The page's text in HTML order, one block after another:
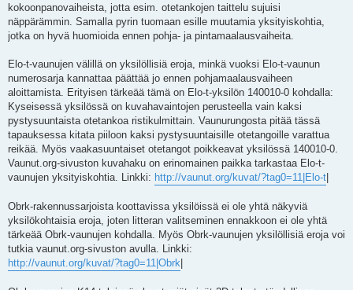
kokoonpanovaiheista, jotta esim. otetankojen taittelu sujuisi
näppärämmin. Samalla pyrin tuomaan esille muutamia yksityiskohtia,
jotka on hyvä huomioida ennen pohja- ja pintamaalausvaiheita.
Elo-t-vaunujen välillä on yksilöllisiä eroja, minkä vuoksi Elo-t-vaunun
numerosarja kannattaa päättää jo ennen pohjamaalausvaiheen
aloittamista. Erityisen tärkeää tämä on Elo-t-yksilön 140010-0 kohdalla:
Kyseisessä yksilössä on kuvahavaintojen perusteella vain kaksi
pystysuuntaista otetankoa ristikulmittain. Vaunurungosta pitää tässä
tapauksessa kitata piiloon kaksi pystysuuntaisille otetangoille varattua
reikää. Myös vaakasuuntaiset otetangot poikkeavat yksilössä 140010-0.
Vaunut.org-sivuston kuvahaku on erinomainen paikka tarkastaa Elo-t-
vaunujen yksityiskohtia. Linkki: http://vaunut.org/kuvat/?tag0=11|Elo-t|
Obrk-rakennussarjoista koottavissa yksilöissä ei ole yhtä näkyviä
yksilökohtaisia eroja, joten litteran valitseminen ennakkoon ei ole yhtä
tärkeää Obrk-vaunujen kohdalla. Myös Obrk-vaunujen yksilöllisiä eroja voi
tutkia vaunut.org-sivuston avulla. Linkki:
http://vaunut.org/kuvat/?tag0=11|Obrk|